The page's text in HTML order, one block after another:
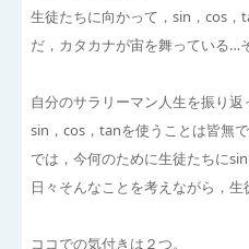
生徒たちに向かって，sin，cos
だ，カタカナが宙を舞っている…
自分のサラリーマン人生を振り
sin，cos，tanを使うことは皆無で
では，今何のために生徒たちに
日々そんなことを考えながら，生
ココでの気付きは２つ。